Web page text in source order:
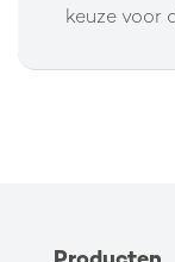
keuze voor